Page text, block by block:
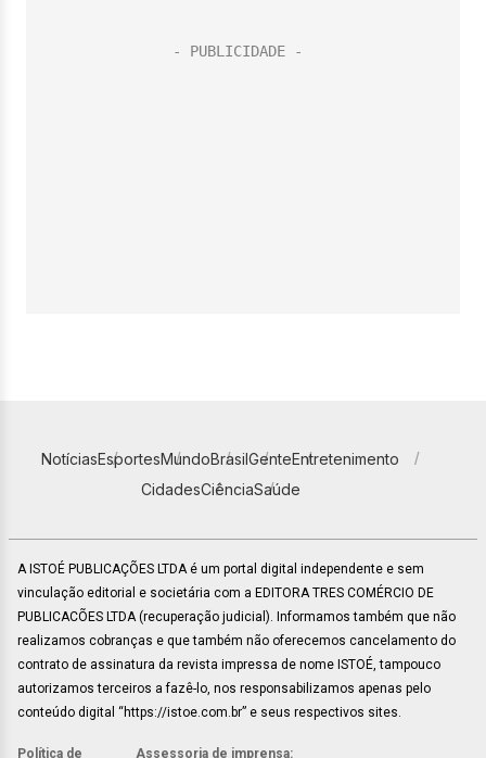
NotíciasEsportesMundoBrasilGenteEntretenimento
CidadesCiênciaSaúde
A ISTOÉ PUBLICAÇÕES LTDA é um portal digital independente e sem
vinculação editorial e societária com a EDITORA TRES COMÉRCIO DE
PUBLICACÕES LTDA (recuperação judicial). Informamos também que não
realizamos cobranças e que também não oferecemos cancelamento do
contrato de assinatura da revista impressa de nome ISTOÉ, tampouco
autorizamos terceiros a fazê-lo, nos responsabilizamos apenas pelo
conteúdo digital “https://istoe.com.br” e seus respectivos sites.
Política de Assessoria de imprensa: